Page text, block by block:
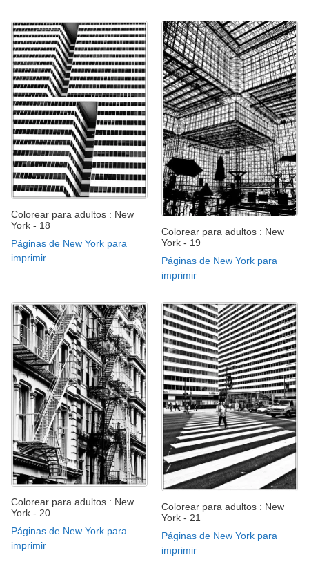
Colorear para adultos : New
York - 18
Páginas de New York para
imprimir
Colorear para adultos : New
York - 19
Páginas de New York para
imprimir
Colorear para adultos : New
York - 20
Páginas de New York para
imprimir
Colorear para adultos : New
York - 21
Páginas de New York para
imprimir